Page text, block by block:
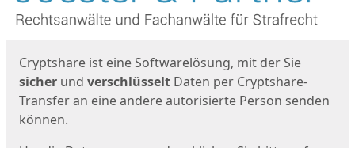
Cryptshare ist eine Softwarelösung, mit der Sie
sicher und verschlüsselt Daten per Cryptshare-
Transfer an eine andere autorisierte Person senden
können.